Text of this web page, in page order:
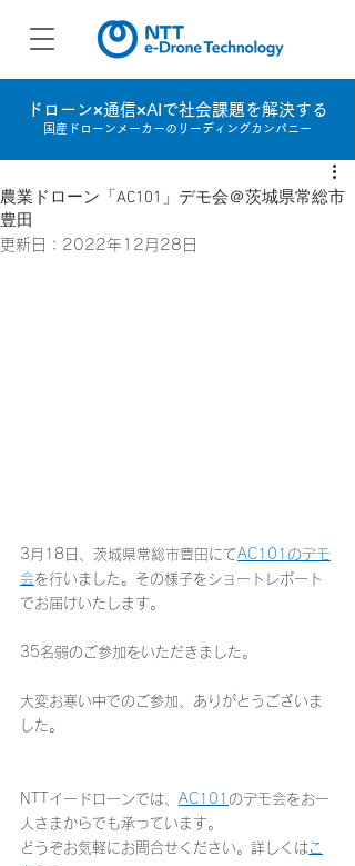
ドローン×通信×AIで社会課題を解決する
国産ドローンメーカーのリーディングカンパニー
農業ドローン「AC101」デモ会＠茨城県常総市
豊田
更新日： 2022年12月28日
3月18日、茨城県常総市豊田にてAC101のデモ
会を行いました。その様子をショートレポート
でお届けいたします。
35名弱のご参加をいただきました。
大変お寒い中でのご参加、ありがとうございま
した。
NTTイードローンでは、 AC101 のデモ会をお一
人さまからでも承っています。
どうぞお気軽にお問合せください。詳しくは こ